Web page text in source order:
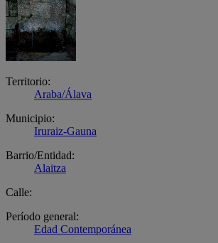
Territorio:
Araba/Álava
Municipio:
Iruraiz-Gauna
Barrio/Entidad:
Alaitza
Calle:
Período general:
Edad Contemporánea